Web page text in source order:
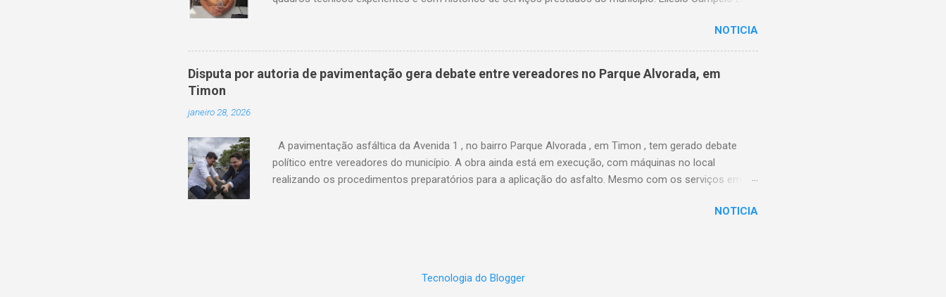
de sua carreira, ocupou cargos estratégicos tanto no Maranhão quanto no Piauí, sempre com atuação
reconhecida pela capacidade administrativa e pelo diálogo institucional. Entre as funções exercidas,
destaca-se o período em que foi gestor da Unidade Regional de Educação (URE) de Timon, quando
esteve à frente da coordenação das políticas educacionais estaduais na região, contribuindo para a
NOTICIA
Disputa por autoria de pavimentação gera debate entre vereadores no Parque Alvorada, em
Timon
janeiro 28, 2026
A pavimentação asfáltica da Avenida 1 , no bairro Parque Alvorada , em Timon , tem gerado debate
político entre vereadores do município. A obra ainda está em execução, com máquinas no local
realizando os procedimentos preparatórios para a aplicação do asfalto. Mesmo com os serviços em
autoria da solicitação da pavimentação da via. Ambos publicaram vídeos e postagens afirmando que o
apresentados por ele em defesa dos moradores do Parque Alvorada. Já o vereador Thales Monteiro
NOTICIA
Tecnologia do Blogger